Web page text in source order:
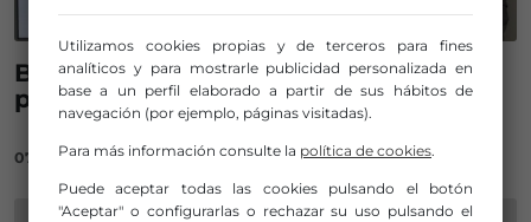
Bizkaibus incorpora nuevos bonos
para personas entre 26 y 65 años
07/11/2023
Utilizamos cookies propias y de terceros para fines
analíticos y para mostrarle publicidad personalizada en
base a un perfil elaborado a partir de sus hábitos de
navegación (por ejemplo, páginas visitadas).
Para más información consulte la política de cookies.
Puede aceptar todas las cookies pulsando el botón
"Aceptar" o configurarlas o rechazar su uso pulsando el